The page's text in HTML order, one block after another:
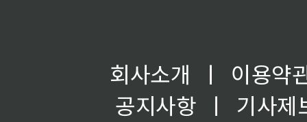
회사소개 ㅣ
이용약
공지사항
ㅣ
기사제